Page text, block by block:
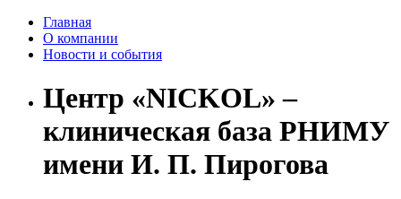
Главная
О компании
Новости и события
Центр «NICKOL» –
клиническая база РНИМУ
имени И. П. Пирогова